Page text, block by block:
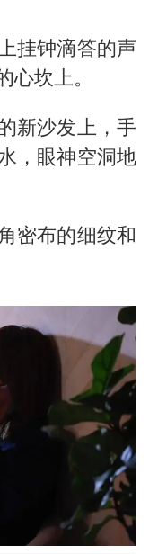
冲奖
挂钟滴答的声
坎上。
新沙发上，手
，眼神空洞地
密布的细纹和